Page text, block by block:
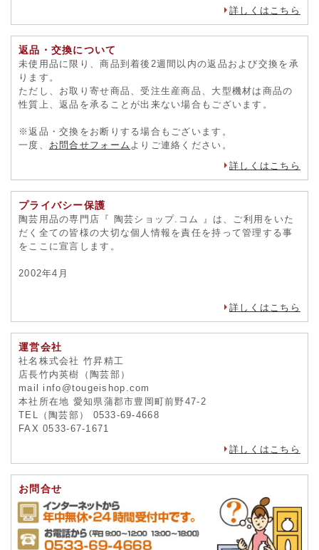
詳しくはこちら
返品・交換について
未使用品に限り、商品到着後2週間以内の返品および交換を承
ります。
ただし、お取り寄せ商品、受注生産商品、大型機材は商品の
性質上、返品を承ることが出来ない場合もございます。
※返品・交換をお断りする場合もございます。
一度、 お問合せフォーム よりご連絡ください。
詳しくはこちら
プライバシー保護
陶芸用品の専門店『 陶芸ショップ.コム 』は、ご利用をいた
だく全ての皆様の大切な個人情報を責任を持って管理する事
をここに宣言します。
2002年4月
詳しくはこちら
運営会社
社名株式会社 竹昇精工
店長竹内英樹（陶芸部）
mail info@tougeishop.com
本社所在地 愛知県蒲郡市豊岡町前野47-2
TEL（陶芸部） 0533-69-4668
FAX 0533-67-1671
詳しくはこちら
お問合せ